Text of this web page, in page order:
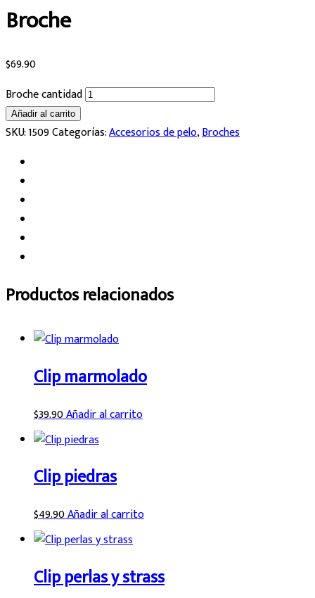
Broche
$69.90
Broche cantidad
Añadir al carrito
SKU:1509Categorías:Accesorios de pelo,Broches
Productos relacionados
Clip marmolado
$39.90Añadir al carrito
Clip piedras
$49.90Añadir al carrito
Clip perlas y strass